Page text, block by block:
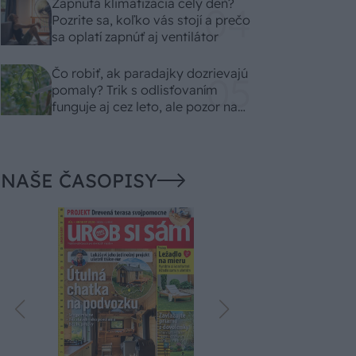
Pozrite sa, koľko vás stojí a prečo
sa oplatí zapnúť aj ventilátor
Čo robiť, ak paradajky dozrievajú
pomaly? Trik s odlisťovaním
funguje aj cez leto, ale pozor na
NAŠE ČASOPISY